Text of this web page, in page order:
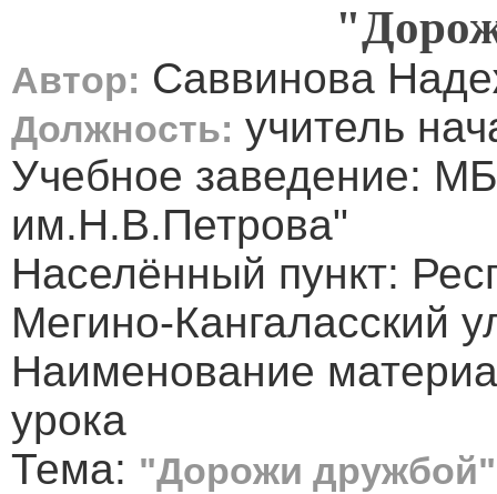
Автор: Саввинова
Должность: учитель
Учебное заведение:
им.Н.В.Петрова"
Населённый пункт:
Мегино-Кангаласский
Наименование
урока
Тема: "Дорожи дружбой"